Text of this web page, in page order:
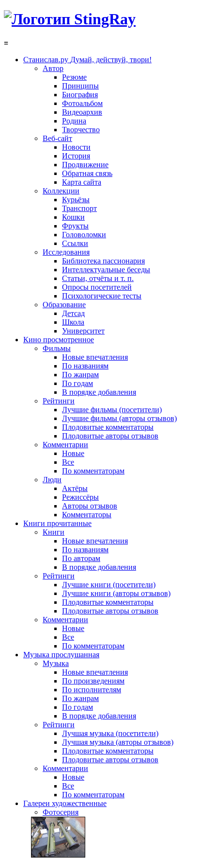
≡
Станислав.ру Думай, действуй, твори!
Автор
Резюме
Принципы
Биография
Фотоальбом
Видеоархив
Родина
Творчество
Веб-сайт
Новости
История
Продвижение
Обратная связь
Карта сайта
Коллекции
Курьёзы
Транспорт
Кошки
Фрукты
Головоломки
Ссылки
Исследования
Библиотека пассионария
Интеллектуальные беседы
Статьи, отчёты и т. п.
Опросы посетителей
Психологические тесты
Образование
Детсад
Школа
Университет
Кино просмотренное
Фильмы
Новые впечатления
По названиям
По жанрам
По годам
В порядке добавления
Рейтинги
Лучшие фильмы (посетители)
Лучшие фильмы (авторы отзывов)
Плодовитые комментаторы
Плодовитые авторы отзывов
Комментарии
Новые
Все
По комментаторам
Люди
Актёры
Режиссёры
Авторы отзывов
Комментаторы
Книги прочитанные
Книги
Новые впечатления
По названиям
По авторам
В порядке добавления
Рейтинги
Лучшие книги (посетители)
Лучшие книги (авторы отзывов)
Плодовитые комментаторы
Плодовитые авторы отзывов
Комментарии
Новые
Все
По комментаторам
Музыка прослушанная
Музыка
Новые впечатления
По произведениям
По исполнителям
По жанрам
По годам
В порядке добавления
Рейтинги
Лучшая музыка (посетители)
Лучшая музыка (авторы отзывов)
Плодовитые комментаторы
Плодовитые авторы отзывов
Комментарии
Новые
Все
По комментаторам
Галереи художественные
Фотосерия